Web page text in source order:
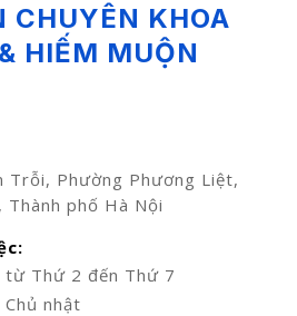
CHUYÊN KHOA
HIẾM MUỘN
Trỗi, Phường Phương Liệt,
Thành phố Hà Nội
từ Thứ 2 đến Thứ 7
nhật